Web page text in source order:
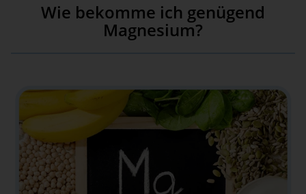
Wie bekomme ich genügend
Magnesium?